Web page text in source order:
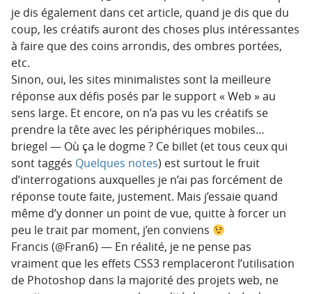
je dis également dans cet article, quand je dis que du
coup, les créatifs auront des choses plus intéressantes
à faire que des coins arrondis, des ombres portées,
etc.
Sinon, oui, les sites minimalistes sont la meilleure
réponse aux défis posés par le support « Web » au
sens large. Et encore, on n’a pas vu les créatifs se
prendre la tête avec les périphériques mobiles…
briegel — Où ça le dogme ? Ce billet (et tous ceux qui
sont taggés Quelques notes) est surtout le fruit
d’interrogations auxquelles je n’ai pas forcément de
réponse toute faite, justement. Mais j’essaie quand
même d’y donner un point de vue, quitte à forcer un
peu le trait par moment, j’en conviens
Francis (@Fran6) — En réalité, je ne pense pas
vraiment que les effets CSS3 remplaceront l’utilisation
de Photoshop dans la majorité des projets web, ne